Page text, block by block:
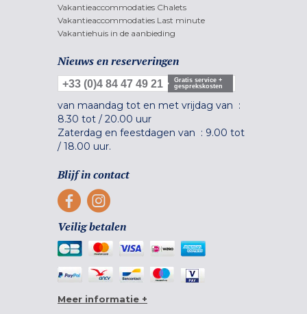
Vakantieaccommodaties Chalets
Vakantieaccommodaties Last minute
Vakantiehuis in de aanbieding
Nieuws en reserveringen
+33 (0)4 84 47 49 21
Gratis service +
gesprekskosten
van maandag tot en met vrijdag van :
8.30 tot / 20.00 uur
Zaterdag en feestdagen van : 9.00 tot
/ 18.00 uur.
Blijf in contact
Veilig betalen
Meer informatie +